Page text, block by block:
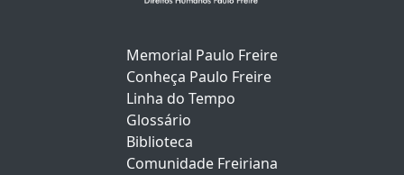
Memorial Paulo Freire
Conheça Paulo Freire
Linha do Tempo
Glossário
Biblioteca
Comunidade Freiriana